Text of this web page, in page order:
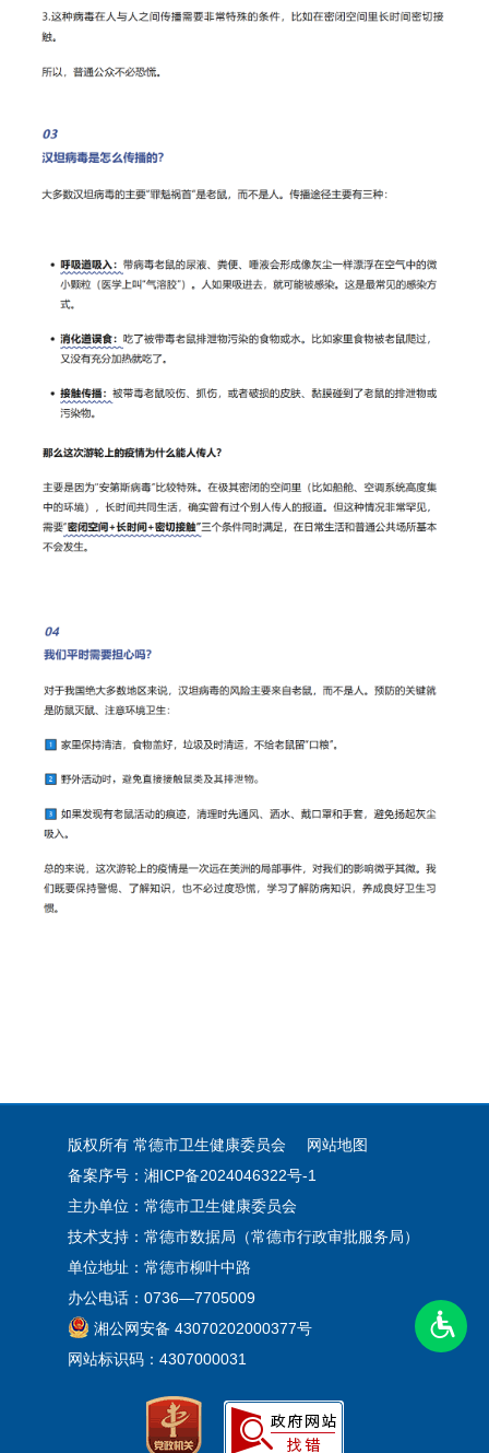
版权所有 常德市卫生健康委员会
网站地图
备案序号：湘ICP备2024046322号-1
主办单位：常德市卫生健康委员会
技术支持：常德市数据局（常德市行政审批服务局）
单位地址：常德市柳叶中路
办公电话：0736—7705009
湘公网安备 43070202000377号
网站标识码：4307000031